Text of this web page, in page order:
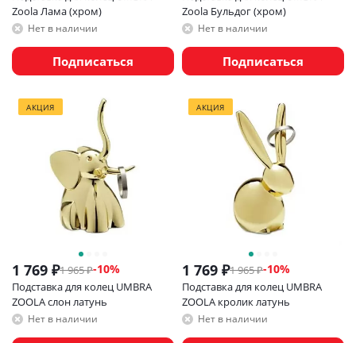
Zoola Лама (хром)
Нет в наличии
Подписаться
Zoola Бульдог (хром)
Нет в наличии
Подписаться
АКЦИЯ
1 769 ₽1 965₽-10%
Подставка для колец UMBRA
ZOOLA слон латунь
Нет в наличии
АКЦИЯ
1 769 ₽1 965₽-10%
Подставка для колец UMBRA
ZOOLA кролик латунь
Нет в наличии